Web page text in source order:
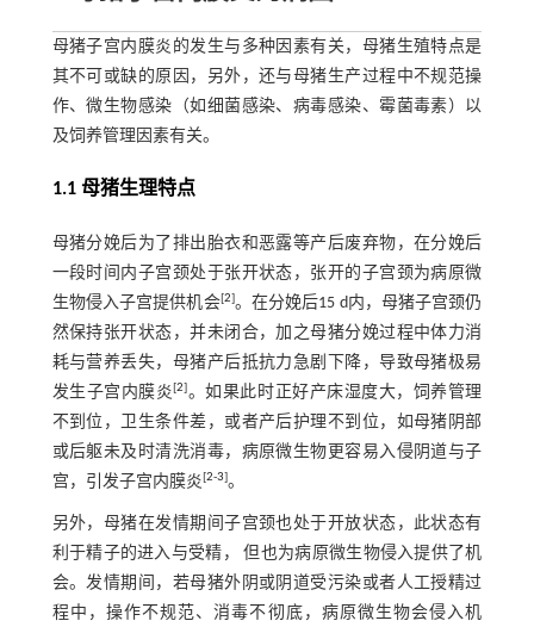
母猪子宫内膜炎的发生与多种因素有关，母猪生殖特点是
其不可或缺的原因，另外，还与母猪生产过程中不规范操
作、微生物感染（如细菌感染、病毒感染、霉菌毒素）以
及饲养管理因素有关。
1.1 母猪生理特点
母猪分娩后为了排出胎衣和恶露等产后废弃物，在分娩后
一段时间内子宫颈处于张开状态，张开的子宫颈为病原微
生物侵入子宫提供机会[2]。在分娩后15 d内，母猪子宫颈仍
然保持张开状态，并未闭合，加之母猪分娩过程中体力消
耗与营养丢失，母猪产后抵抗力急剧下降，导致母猪极易
发生子宫内膜炎[2]。如果此时正好产床湿度大，饲养管理
不到位，卫生条件差，或者产后护理不到位，如母猪阴部
或后躯未及时清洗消毒，病原微生物更容易入侵阴道与子
宫，引发子宫内膜炎[2-3]。
另外，母猪在发情期间子宫颈也处于开放状态，此状态有
利于精子的进入与受精， 但也为病原微生物侵入提供了机
会。发情期间，若母猪外阴或阴道受污染或者人工授精过
程中，操作不规范、消毒不彻底，病原微生物会侵入机